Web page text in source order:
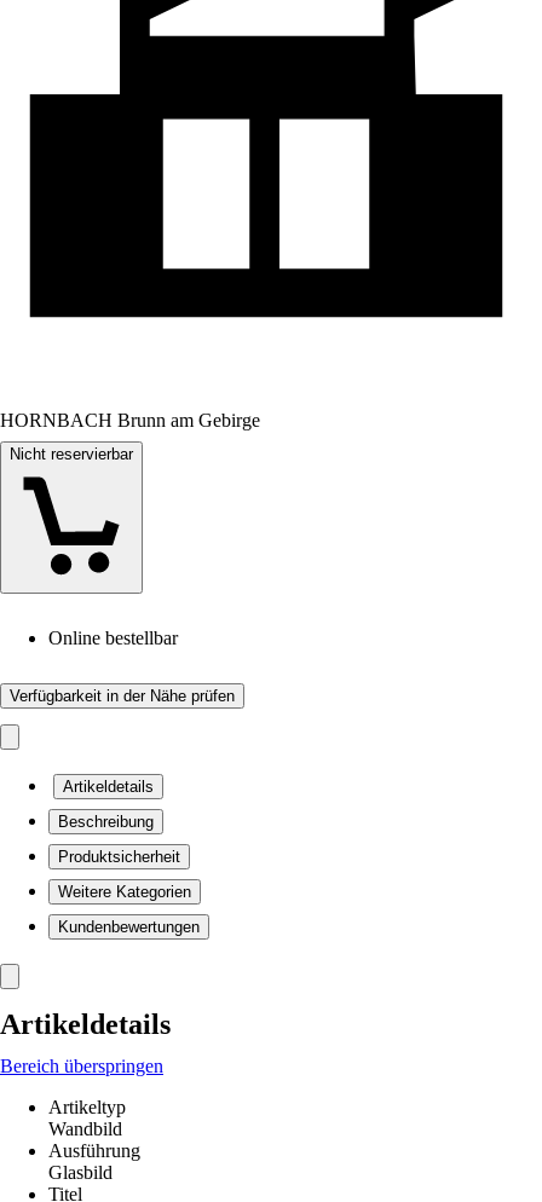
HORNBACH Brunn am Gebirge
Nicht reservierbar
Online bestellbar
Verfügbarkeit in der Nähe prüfen
Artikeldetails
Beschreibung
Produktsicherheit
Weitere Kategorien
Kundenbewertungen
Artikeldetails
Bereich überspringen
Artikeltyp
Wandbild
Ausführung
Glasbild
Titel